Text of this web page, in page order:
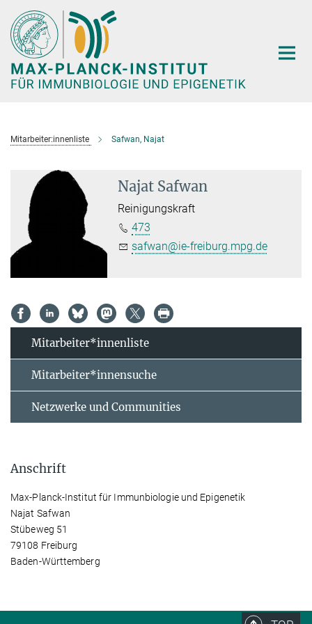
Hauptinhalt
Mitarbeiter:innenliste Safwan, Najat
Najat Safwan
Reinigungskraft
473
safwan@ie-freiburg.mpg.de
Mitarbeiter*innenliste
Mitarbeiter*innensuche
Netzwerke und Communities
Anschrift
Max-Planck-Institut für Immunbiologie und Epigenetik
Najat Safwan
Stübeweg 51
79108 Freiburg
Baden-Württemberg